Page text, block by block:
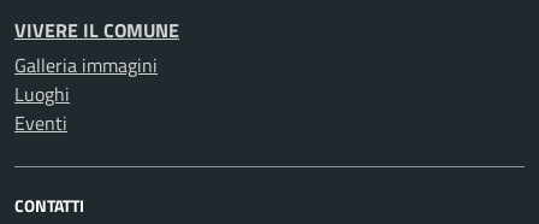
VIVERE IL COMUNE
Galleria immagini
Luoghi
Eventi
CONTATTI